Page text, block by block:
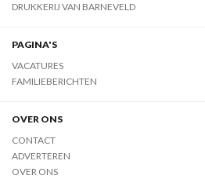
DRUKKERIJ VAN BARNEVELD
PAGINA'S
VACATURES
FAMILIEBERICHTEN
OVER ONS
CONTACT
ADVERTEREN
OVER ONS